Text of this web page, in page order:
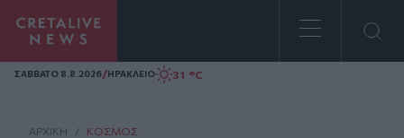
Homepage
ΣAΒΒΑΤΟ 8.8.2026/ΗΡΑΚΛΕΙΟ 31 °C
ΑΡΧΙΚΗ / ΚΌΣΜΟΣ